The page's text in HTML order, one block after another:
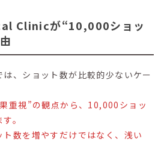
Clinicが“10,000ショッ
、ショット数が比較的少ないケー
重視”の観点から、10,000ショッ
。
数を増やすだけではなく、浅い